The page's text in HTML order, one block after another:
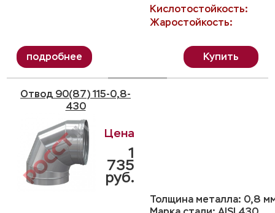
Кислотостойкость:
Жаростойкость:
Купить
Отвод 90(87) 115-0,8-
430
Толщина металла: 0,8
1
735
руб.